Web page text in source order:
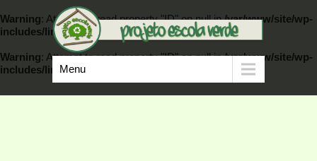
Warning: Attempt to read property "ID" on null in/var/www/site/wp-
includes/link-template.phpon line389
Warning: Attempt to read property "ID" on null in/var/www/site/wp-
includes/link-template.php
Menu